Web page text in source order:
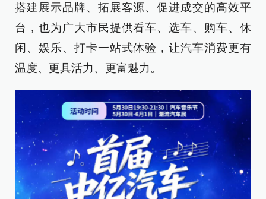
搭建展示品牌、拓展客源、促进成交的高效平
台，也为广大市民提供看车、选车、购车、休
闲、娱乐、打卡一站式体验，让汽车消费更有
温度、更具活力、更富魅力。